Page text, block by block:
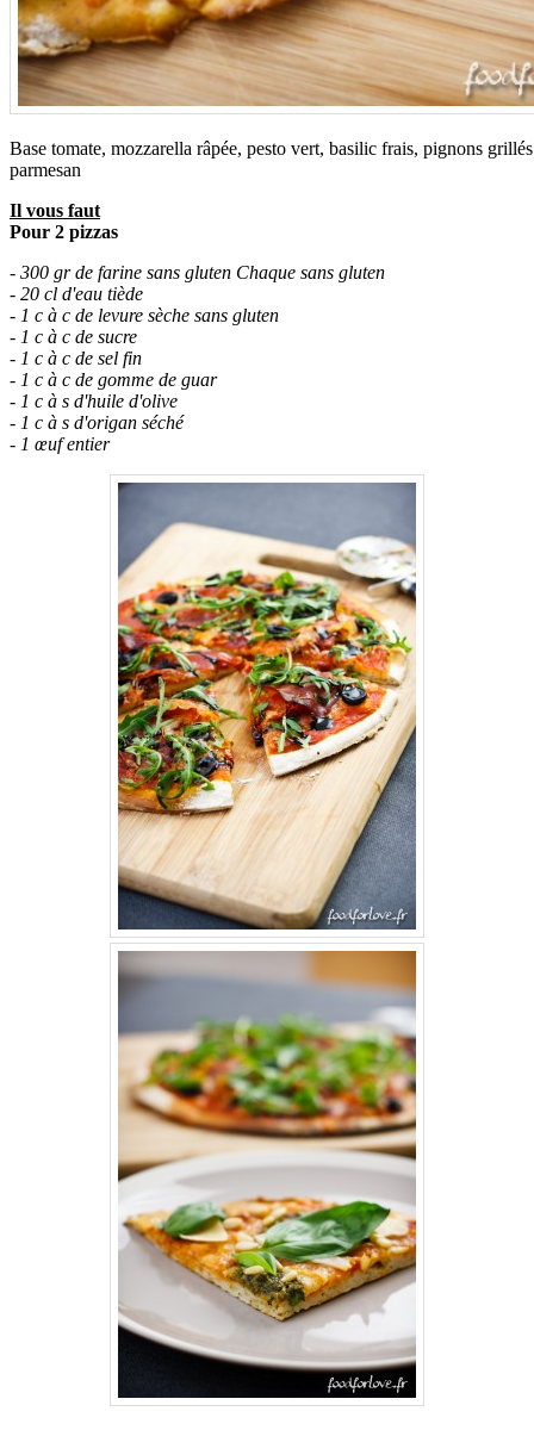
Base tomate, mozzarella râpée, pesto vert, basilic frais, pignons
parmesan
Il vous faut
Pour 2 pizzas
- 300 gr de farine sans gluten Chaque sans gluten
- 20 cl d'eau tiède
- 1 c à c de levure sèche sans gluten
- 1 c à c de sucre
- 1 c à c de sel fin
- 1 c à c de gomme de guar
- 1 c à s d'huile d'olive
- 1 c à s d'origan séché
- 1 œuf entier